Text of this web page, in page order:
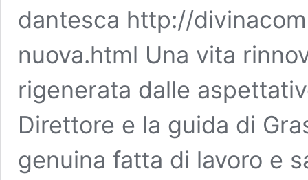
dantesca http://
nuova.html Una vita
rigenerata dalle
Direttore e la guida di
genuina fatta di lavoro e